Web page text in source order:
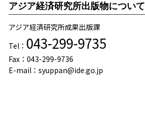
アジア経済研究所出版物について
アジア経済研究所成果出版課
Tel： 043-299-9735
Fax：043-299-9736
E-mail：syuppan@ide.go.jp